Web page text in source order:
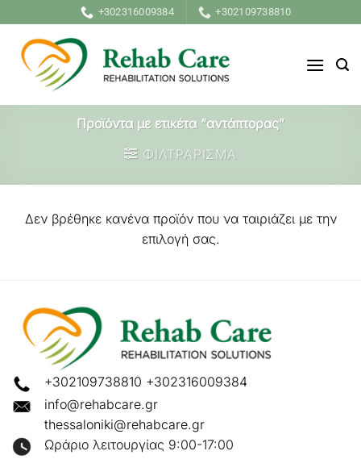
στο
περιεχόμενο
+302316009384 +302109738810
Προϊόντα με ετικέτα “αντάπτορας”
ΦΙΛΤΡΑΡΙΣΜΑ
Δεν βρέθηκε κανένα προϊόν που να ταιριάζει με την
επιλογή σας.
+302109738810 +302316009384
info@rehabcare.gr
thessaloniki@rehabcare.gr
Ωράριο λειτουργίας 9:00-17:00